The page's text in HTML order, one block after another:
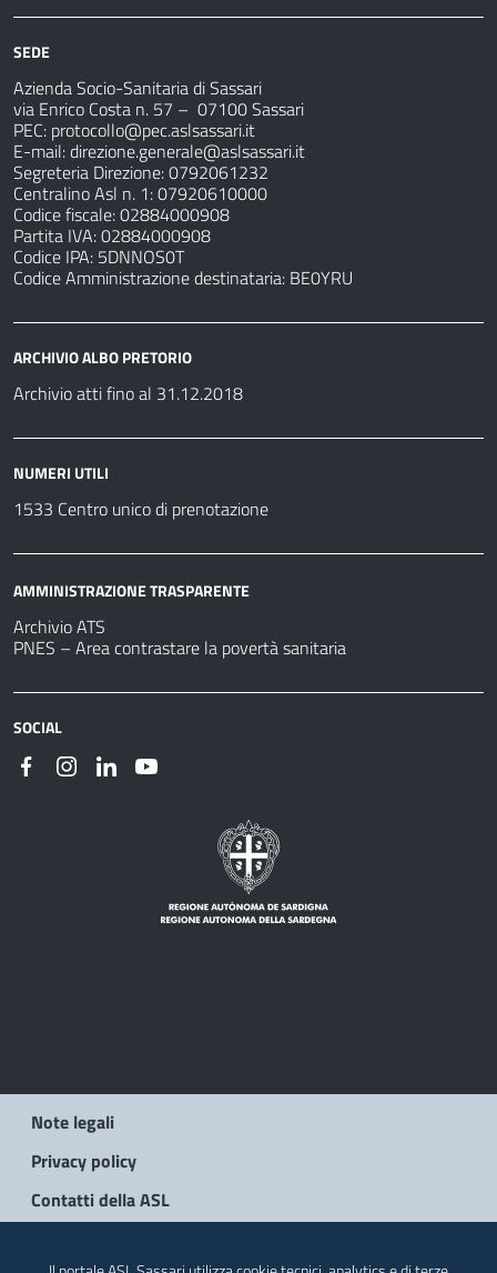
SEDE
Azienda Socio-Sanitaria di Sassari
via Enrico Costa n. 57 – 07100 Sassari
PEC: protocollo@pec.aslsassari.it
E-mail:direzione.generale@aslsassari.it
Segreteria Direzione: 0792061232
Centralino Asl n. 1: 07920610000
Codice fiscale: 02884000908
Partita IVA: 02884000908
Codice IPA: 5DNNOS0T
Codice Amministrazione destinataria: BE0YRU
ARCHIVIO ALBO PRETORIO
Archivio atti fino al 31.12.2018
NUMERI UTILI
1533 Centro unico di prenotazione
AMMINISTRAZIONE TRASPARENTE
Archivio ATS
PNES – Area contrastare la povertà sanitaria
SOCIAL
Note legali
Privacy policy
Contatti della ASL